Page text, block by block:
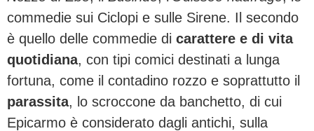
commedie sui Ciclopi e sulle Sirene. Il secondo
è quello delle commedie di carattere e di vita
quotidiana, con tipi comici destinati a lunga
fortuna, come il contadino rozzo e soprattutto il
parassita, lo scroccone da banchetto, di cui
Epicarmo è considerato dagli antichi, sulla